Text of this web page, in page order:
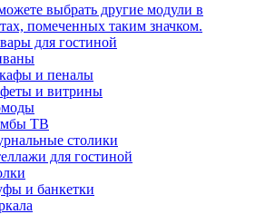
выбрать другие модули в
помеченных таким значком.
для гостиной
и пеналы
и витрины
ТВ
столики
для гостиной
и банкетки